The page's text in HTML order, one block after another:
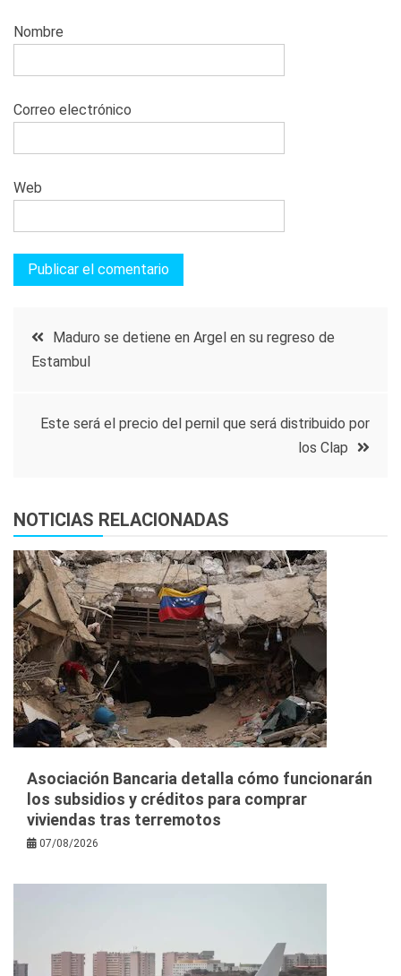
Nombre
Correo electrónico
Web
Navegación
entradas
Maduro se detiene en Argel en su regreso de
Estambul
Este será el precio del pernil que será distribuido por
los Clap
NOTICIAS RELACIONADAS
Asociación Bancaria detalla cómo funcionarán
los subsidios y créditos para comprar
viviendas tras terremotos
07/08/2026